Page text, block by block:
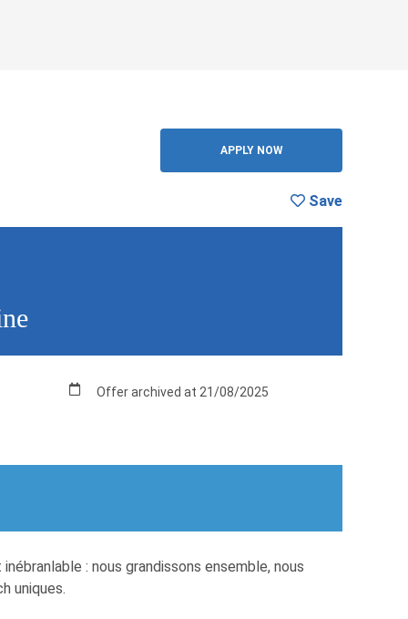
APPLY NOW
Save
Offer archived at 21/08/2025
: nous grandissons ensemble, nous
uniques.